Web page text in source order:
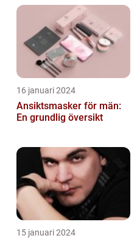
näring åt hud...
16 januari 2024
Ansiktsmasker för män:
En grundlig översikt
15 januari 2024